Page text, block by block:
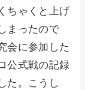
ちゃくと上げ
まったので
会に参加した
公式戦の記録
た。こうし